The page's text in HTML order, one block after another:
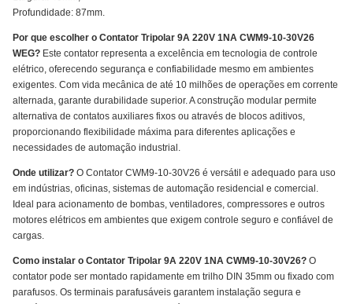
Profundidade: 87mm.
Por que escolher o Contator Tripolar 9A 220V 1NA CWM9-10-30V26
WEG? Este contator representa a excelência em tecnologia de controle
elétrico, oferecendo segurança e confiabilidade mesmo em ambientes
exigentes. Com vida mecânica de até 10 milhões de operações em corrente
alternada, garante durabilidade superior. A construção modular permite
alternativa de contatos auxiliares fixos ou através de blocos aditivos,
proporcionando flexibilidade máxima para diferentes aplicações e
necessidades de automação industrial.
Onde utilizar? O Contator CWM9-10-30V26 é versátil e adequado para uso
em indústrias, oficinas, sistemas de automação residencial e comercial.
Ideal para acionamento de bombas, ventiladores, compressores e outros
motores elétricos em ambientes que exigem controle seguro e confiável de
cargas.
Como instalar o Contator Tripolar 9A 220V 1NA CWM9-10-30V26? O
contator pode ser montado rapidamente em trilho DIN 35mm ou fixado com
parafusos. Os terminais parafusáveis garantem instalação segura e